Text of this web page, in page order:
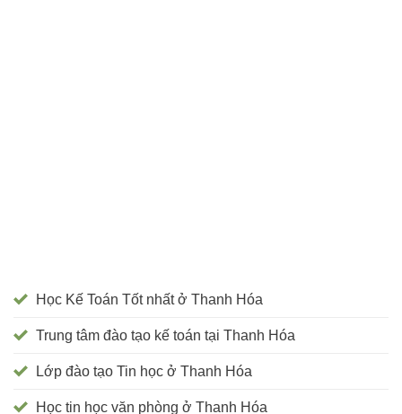
Học Kế Toán Tốt nhất ở Thanh Hóa
Trung tâm đào tạo kế toán tại Thanh Hóa
Lớp đào tạo Tin học ở Thanh Hóa
Học tin học văn phòng ở Thanh Hóa